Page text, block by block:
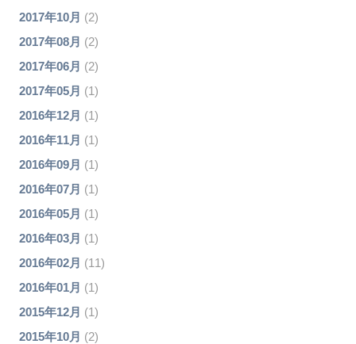
2017年10月 (2)
2017年08月 (2)
2017年06月 (2)
2017年05月 (1)
2016年12月 (1)
2016年11月 (1)
2016年09月 (1)
2016年07月 (1)
2016年05月 (1)
2016年03月 (1)
2016年02月 (11)
2016年01月 (1)
2015年12月 (1)
2015年10月 (2)